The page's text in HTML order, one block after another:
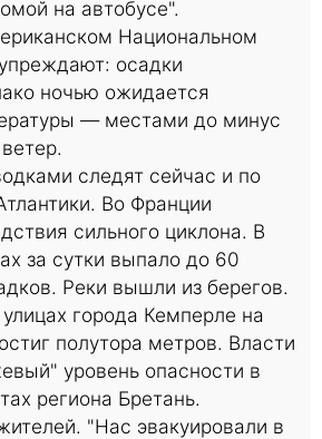
на автобусе".
Национальном
осадки
ночью ожидается
— местами до минус
следят сейчас и по
Во Франции
сильного циклона. В
за сутки выпало до 60
Реки вышли из берегов.
города Кемперле на
полутора метров. Власти
уровень опасности в
региона Бретань.
"Нас эвакуировали в